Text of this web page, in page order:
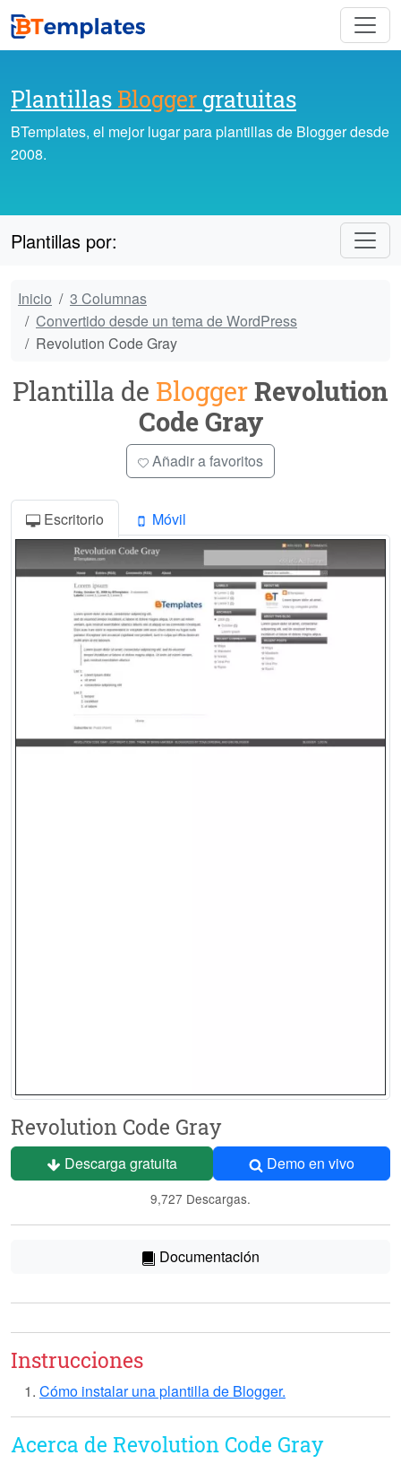
Plantillas Blogger gratuitas
BTemplates, el mejor lugar para plantillas de Blogger desde
2008.
Plantillas por:
Inicio
3 Columnas
Convertido desde un tema de WordPress
Revolution Code Gray
Plantilla de BloggerRevolution
Code Gray
Añadir a favoritos
Revolution Code Gray
Descarga gratuita Demo en vivo
9,727 Descargas.
Documentación
Escritorio Móvil
Instrucciones
Cómo instalar una plantilla de Blogger.
Acerca de Revolution Code Gray